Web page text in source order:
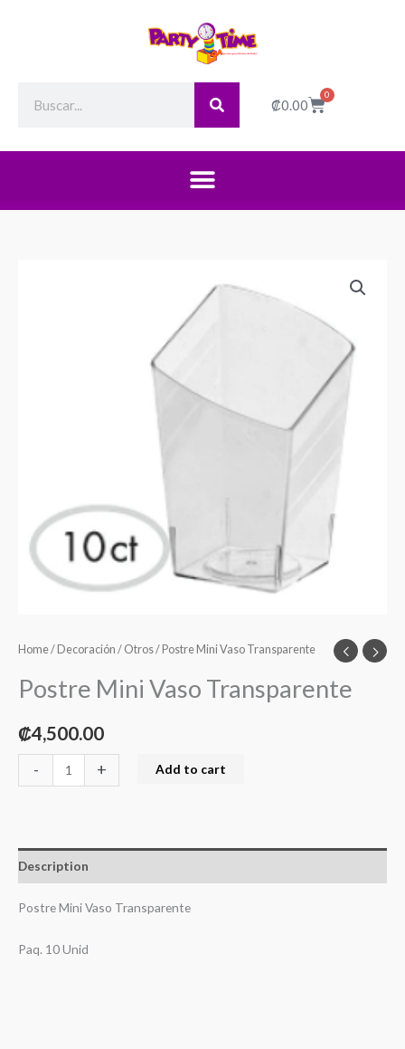
₡0.00
0
Cart
Home/ Decoración / Otros/ Postre Mini Vaso Transparente
Postre Mini Vaso Transparente
₡4,500.00
- + Add to cart
Description
Postre Mini Vaso Transparente
Paq. 10 Unid